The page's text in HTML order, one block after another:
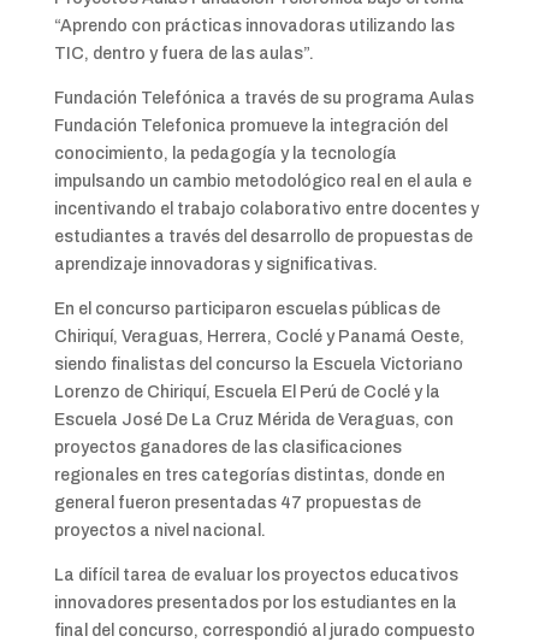
“Aprendo con prácticas innovadoras utilizando las
TIC, dentro y fuera de las aulas”.
Fundación Telefónica a través de su programa Aulas
Fundación Telefonica promueve la integración del
conocimiento, la pedagogía y la tecnología
impulsando un cambio metodológico real en el aula e
incentivando el trabajo colaborativo entre docentes y
estudiantes a través del desarrollo de propuestas de
aprendizaje innovadoras y significativas.
En el concurso participaron escuelas públicas de
Chiriquí, Veraguas, Herrera, Coclé y Panamá Oeste,
siendo finalistas del concurso la Escuela Victoriano
Lorenzo de Chiriquí, Escuela El Perú de Coclé y la
Escuela José De La Cruz Mérida de Veraguas, con
proyectos ganadores de las clasificaciones
regionales en tres categorías distintas, donde en
general fueron presentadas 47 propuestas de
proyectos a nivel nacional.
La difícil tarea de evaluar los proyectos educativos
innovadores presentados por los estudiantes en la
final del concurso, correspondió al jurado compuesto